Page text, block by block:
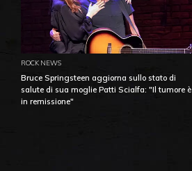
ROCK NEWS
Bruce Springsteen aggiorna sullo stato di
salute di sua moglie Patti Scialfa: "Il tumore è
in remissione"